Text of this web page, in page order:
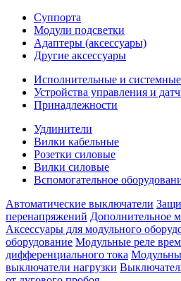
Суппорта
Модули подсветки
Адаптеры (аксессуары)
Другие аксессуары
Исполнительные и системные
Устройства управления и
Принадлежности
Удлинители
Вилки кабельные
Розетки силовые
Вилки силовые
Вспомогательное
Автоматические выключатели
перенапряжений Дополнительное
Аксессуары для модульного
оборудование Модульные реле
дифференциального тока
выключатели нагрузки